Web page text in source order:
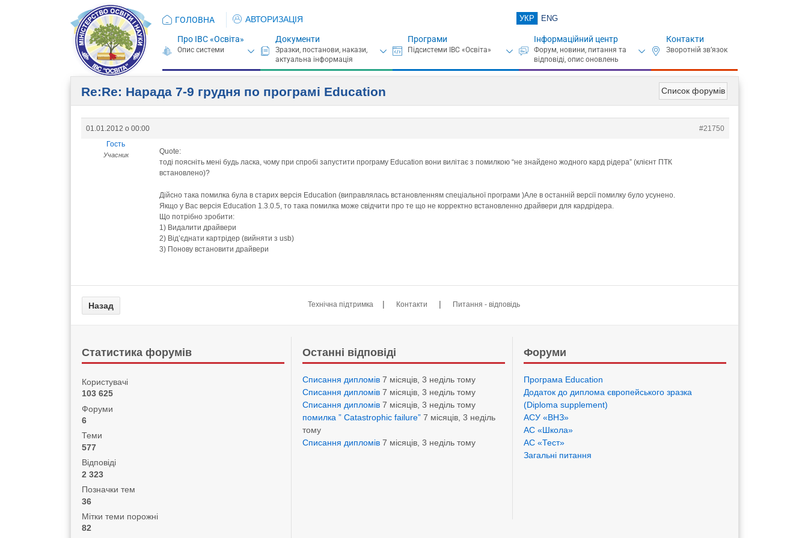
ГОЛОВНА АВТОРИЗАЦІЯ УКР ENG
Про ІВС «Освіта» Документи Програми Інформаційний центр Контакти
Список форумів
Re:Re: Нарада 7-9 грудня по програмі Education
01.01.2012 о 00:00
#21750
Гость
Учасник
Quote:
тоді поясніть мені будь ласка, чому при спробі запустити програму Education вони вилітає з помилкою “не знайдено жодного кард рідера” (клієнт ПТК
встановлено)?
Дійсно така помилка була в старих версія Education (виправлялась встановленням спеціальної програми )Але в останній версії помилку було усунено.
Якщо у Вас версія Education 1.3.0.5, то така помилка може свідчити про те що не корректно встановленно драйвери для кардрідера.
Що потрібно зробити:
1) Видалити драйвери
2) Від’єднати картрідер (вийняти з usb)
3) Понову встановити драйвери
Технічна підтримка | Контакти | Питання - відповідь
Статистика форумів
Користувачі
103 625
Форуми
6
Теми
577
Відповіді
2 323
Позначки тем
36
Мітки теми порожні
82
Останні відповіді
Списання дипломів 7 місяців, 3 неділь тому
Списання дипломів 7 місяців, 3 неділь тому
Списання дипломів 7 місяців, 3 неділь тому
помилка ” Catastrophic failure” 7 місяців, 3 неділь
тому
Списання дипломів 7 місяців, 3 неділь тому
Форуми
Програма Eduсation
Додаток до диплома європейського зразка
(Diploma supplement)
АСУ «ВНЗ»
АС «Школа»
АС «Тест»
Загальні питання